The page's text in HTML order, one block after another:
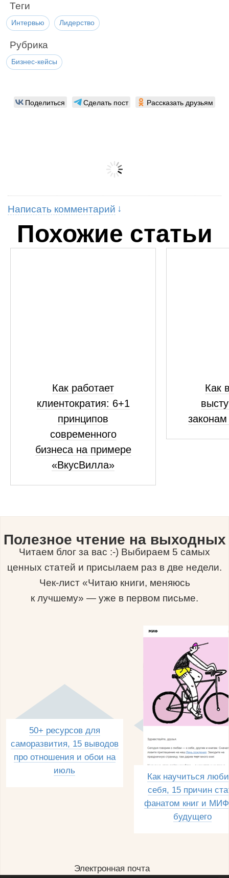
Теги
Интервью Лидерство
Рубрика
Бизнес-кейсы
Поделиться Сделать пост Рассказать друзьям
Написать комментарий
Похожие статьи
Как работает
клиентократия: 6+1
принципов
современного
бизнеса на примере
«ВкусВилла»
Как
Полезное чтение на выходных
Читаем блог за вас :-) Выбираем 5 самых
ценных статей и присылаем раз в две недели.
Чек-лист «Читаю книги, меняюсь
к лучшему» — уже в первом письме.
50+ ресурсов для
саморазвития, 15 выводов
про отношения и обои на
июль
Как научиться
себя, 15 причин
фанатом книг и
будущего
Электронная почта